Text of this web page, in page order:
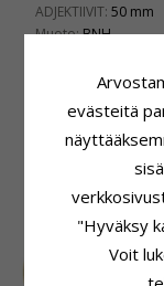
ADJEKTIIVIT: 50 mm
Muoto:BNH
Jalometalli:8
Lukko: Pyörivä Lukko
evästeitä
"Hyväksy
Voit